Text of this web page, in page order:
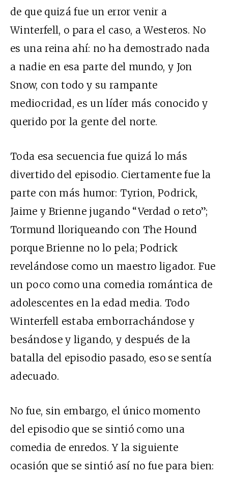
de que quizá fue un error venir a
Winterfell, o para el caso, a Westeros. No
es una reina ahí: no ha demostrado nada
a nadie en esa parte del mundo, y Jon
Snow, con todo y su rampante
mediocridad, es un líder más conocido y
querido por la gente del norte.
Toda esa secuencia fue quizá lo más
divertido del episodio. Ciertamente fue la
parte con más humor: Tyrion, Podrick,
Jaime y Brienne jugando “Verdad o reto”;
Tormund lloriqueando con The Hound
porque Brienne no lo pela; Podrick
revelándose como un maestro ligador. Fue
un poco como una comedia romántica de
adolescentes en la edad media. Todo
Winterfell estaba emborrachándose y
besándose y ligando, y después de la
batalla del episodio pasado, eso se sentía
adecuado.
No fue, sin embargo, el único momento
del episodio que se sintió como una
comedia de enredos. Y la siguiente
ocasión que se sintió así no fue para bien: